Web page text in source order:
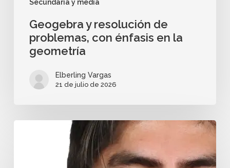
Secundaria y media
Geogebra y resolución de
problemas, con énfasis en la
geometría
Elberling Vargas
21 de julio de 2026